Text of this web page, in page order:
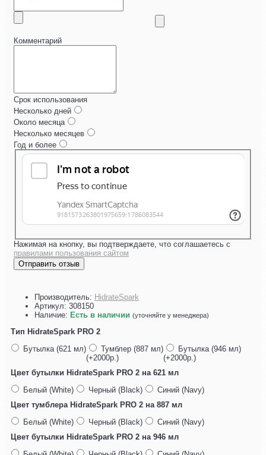
Комментарий
Срок использования
Несколько дней
Около месяца
Несколько месяцев
Год и более
Нажимая на кнопку, вы подтверждаете, что соглашаетесь с
правилами пользования сайтом
Отправить отзыв
Производитель: HidrateSpark
Артикул: 308150
Наличие: Есть в наличии (уточняйте у менеджера)
Тип HidrateSpark PRO 2
Бутылка (621 мл)
Тумблер (887 мл)
(+2000р.)
Бутылка (946 мл)
(+2000р.)
Цвет бутылки HidrateSpark PRO 2 на 621 мл
Белый (White)
Черный (Black)
Синий (Navy)
Цвет тумблера HidrateSpark PRO 2 на 887 мл
Белый (White)
Черный (Black)
Синий (Navy)
Цвет бутылки HidrateSpark PRO 2 на 946 мл